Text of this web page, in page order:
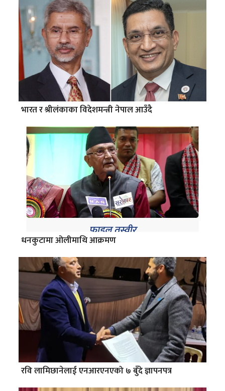
भारत र श्रीलंकाका विदेशमन्त्री नेपाल आउँदै
धनकुटामा ओलीमाथि आक्रमण
रवि लामिछानेलाई एनआरएनएको ७ बुँदे ज्ञापनपत्र